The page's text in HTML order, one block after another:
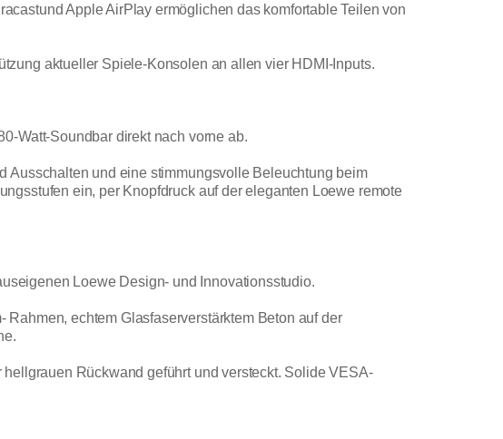
Apple AirPlay ermöglichen das komfortable Teilen von
aktueller Spiele-Konsolen an allen vier HDMI-Inputs.
Watt-Soundbar direkt nach vorne ab.
Ausschalten und eine stimmungsvolle Beleuchtung beim
ein, per Knopfdruck auf der eleganten Loewe remote
Loewe Design- und Innovationsstudio.
echtem Glasfaserverstärktem Beton auf der
Rückwand geführt und versteckt. Solide VESA-